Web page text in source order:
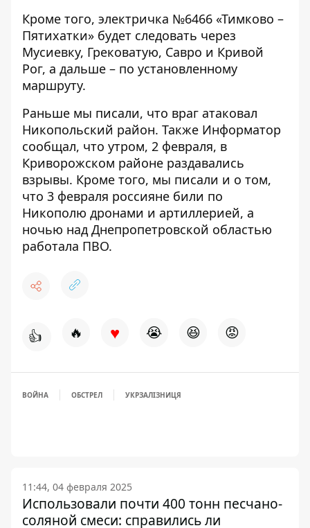
Кроме того, электричка №6466 «Тимково –
Пятихатки» будет следовать через
Мусиевку, Грековатую, Савро и Кривой
Рог, а дальше – по установленному
маршруту.
Раньше мы писали, что враг атаковал
Никопольский район. Также Информатор
сообщал, что утром, 2 февраля, в
Криворожском районе раздавались
взрывы. Кроме того, мы писали и о том,
что 3 февраля россияне били по
Никополю дронами и артиллерией, а
ночью над Днепропетровской областью
работала ПВО.
👍 🔥 ♥ 😭 😆 😡
ВОЙНА ОБСТРЕЛ УКРЗАЛІЗНИЦЯ
11:44, 04 февраля 2025
Использовали почти 400 тонн песчано-
соляной смеси: справились ли